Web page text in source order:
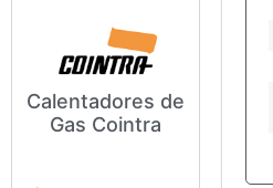
Calentadores de
Gas Cointra
Modelos y Precios de
Calentadores de Gas Cointra